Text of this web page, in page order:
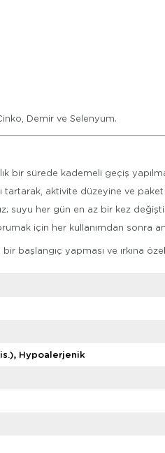
Demir ve Selenyum.
bir sürede kademeli geçiş
tartarak, aktivite düzeyine ve
suyu her gün en az bir kez
için her kullanımdan sonra
başlangıç yapması ve ırkına
Hypoalerjenik